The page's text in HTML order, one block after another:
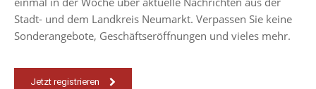
Stadt- und dem Landkreis Neumarkt. Verpassen Sie keine
Sonderangebote, Geschäftseröffnungen und vieles mehr.
Jetzt registrieren